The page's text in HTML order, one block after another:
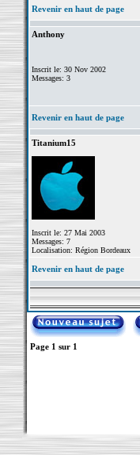
Revenir en haut de page
Anthony
Inscrit le: 30 Nov 2002
Messages: 3
Revenir en haut de page
Titanium15
Inscrit le: 27 Mai 2003
Messages: 7
Localisation: Région Bordeaux
Revenir en haut de page
Page 1 sur 1